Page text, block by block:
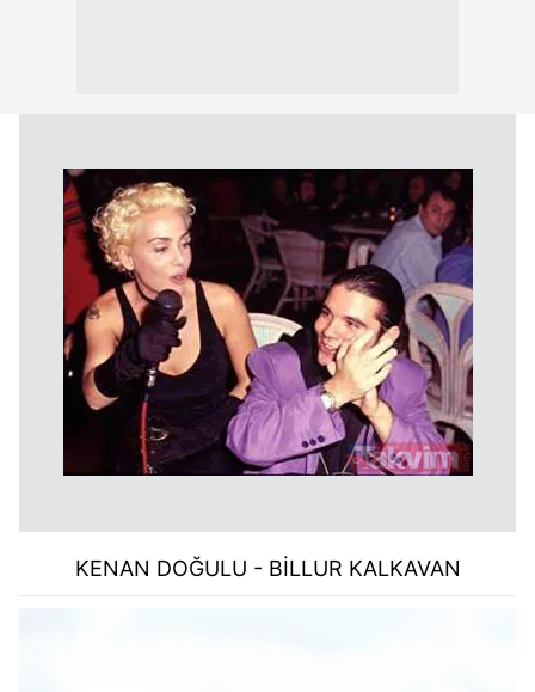
KENAN DOĞULU - BİLLUR KALKAVAN